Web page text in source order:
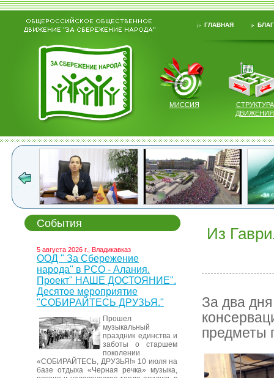
ГЛАВНАЯ
МИССИЯ
СТРУКТУРА
ДВИЖЕНИЯ
События
5 августа 2026 г., Владикавказ
ООД " За Сбережение
народа" в РСО - Алания.
Проект" НАШЕ ДОСТОЯНИЕ".
Десятое мероприятие
"СОБИРАЙТЕСЬ ДРУЗЬЯ."
Прошел
музыкальный
праздник единства и
заботы о старшем
поколении
«СОБИРАЙТЕСЬ, ДРУЗЬЯ!» 10 июля на
базе отдыха «Черная речка» музыка,
Из
За два
предметы